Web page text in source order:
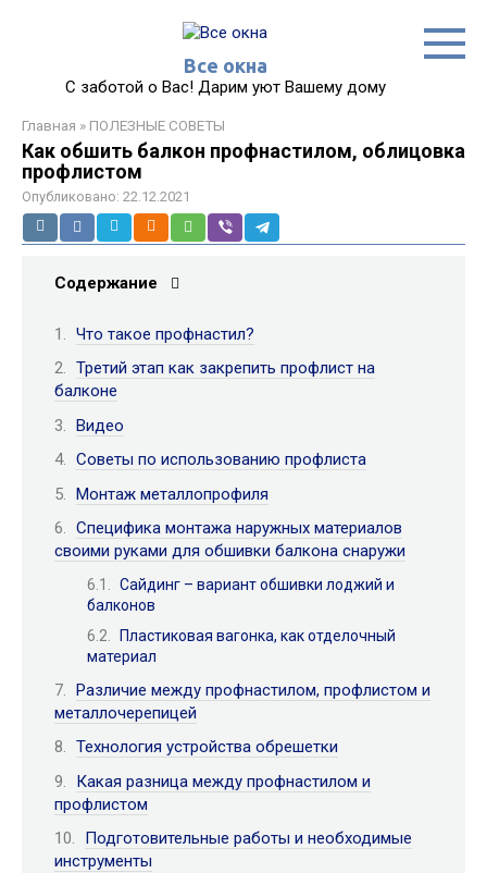
Все окна
С заботой о Вас! Дарим уют Вашему дому
Главная » ПОЛЕЗНЫЕ СОВЕТЫ
Как обшить балкон профнастилом, облицовка
профлистом
Опубликовано: 22.12.2021
Содержание
Что такое профнастил?
Третий этап как закрепить профлист на
балконе
Видео
Советы по использованию профлиста
Монтаж металлопрофиля
Специфика монтажа наружных материалов
своими руками для обшивки балкона снаружи
Сайдинг – вариант обшивки лоджий и
балконов
Пластиковая вагонка, как отделочный
материал
Различие между профнастилом, профлистом и
металлочерепицей
Технология устройства обрешетки
Какая разница между профнастилом и
профлистом
Подготовительные работы и необходимые
инструменты